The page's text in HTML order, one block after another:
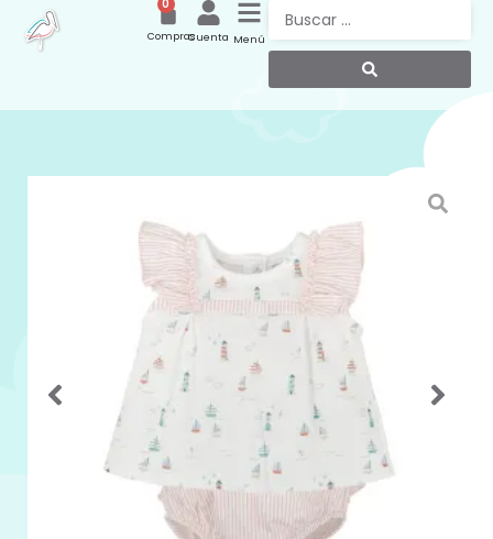
Menú
Cuenta
0
Compras